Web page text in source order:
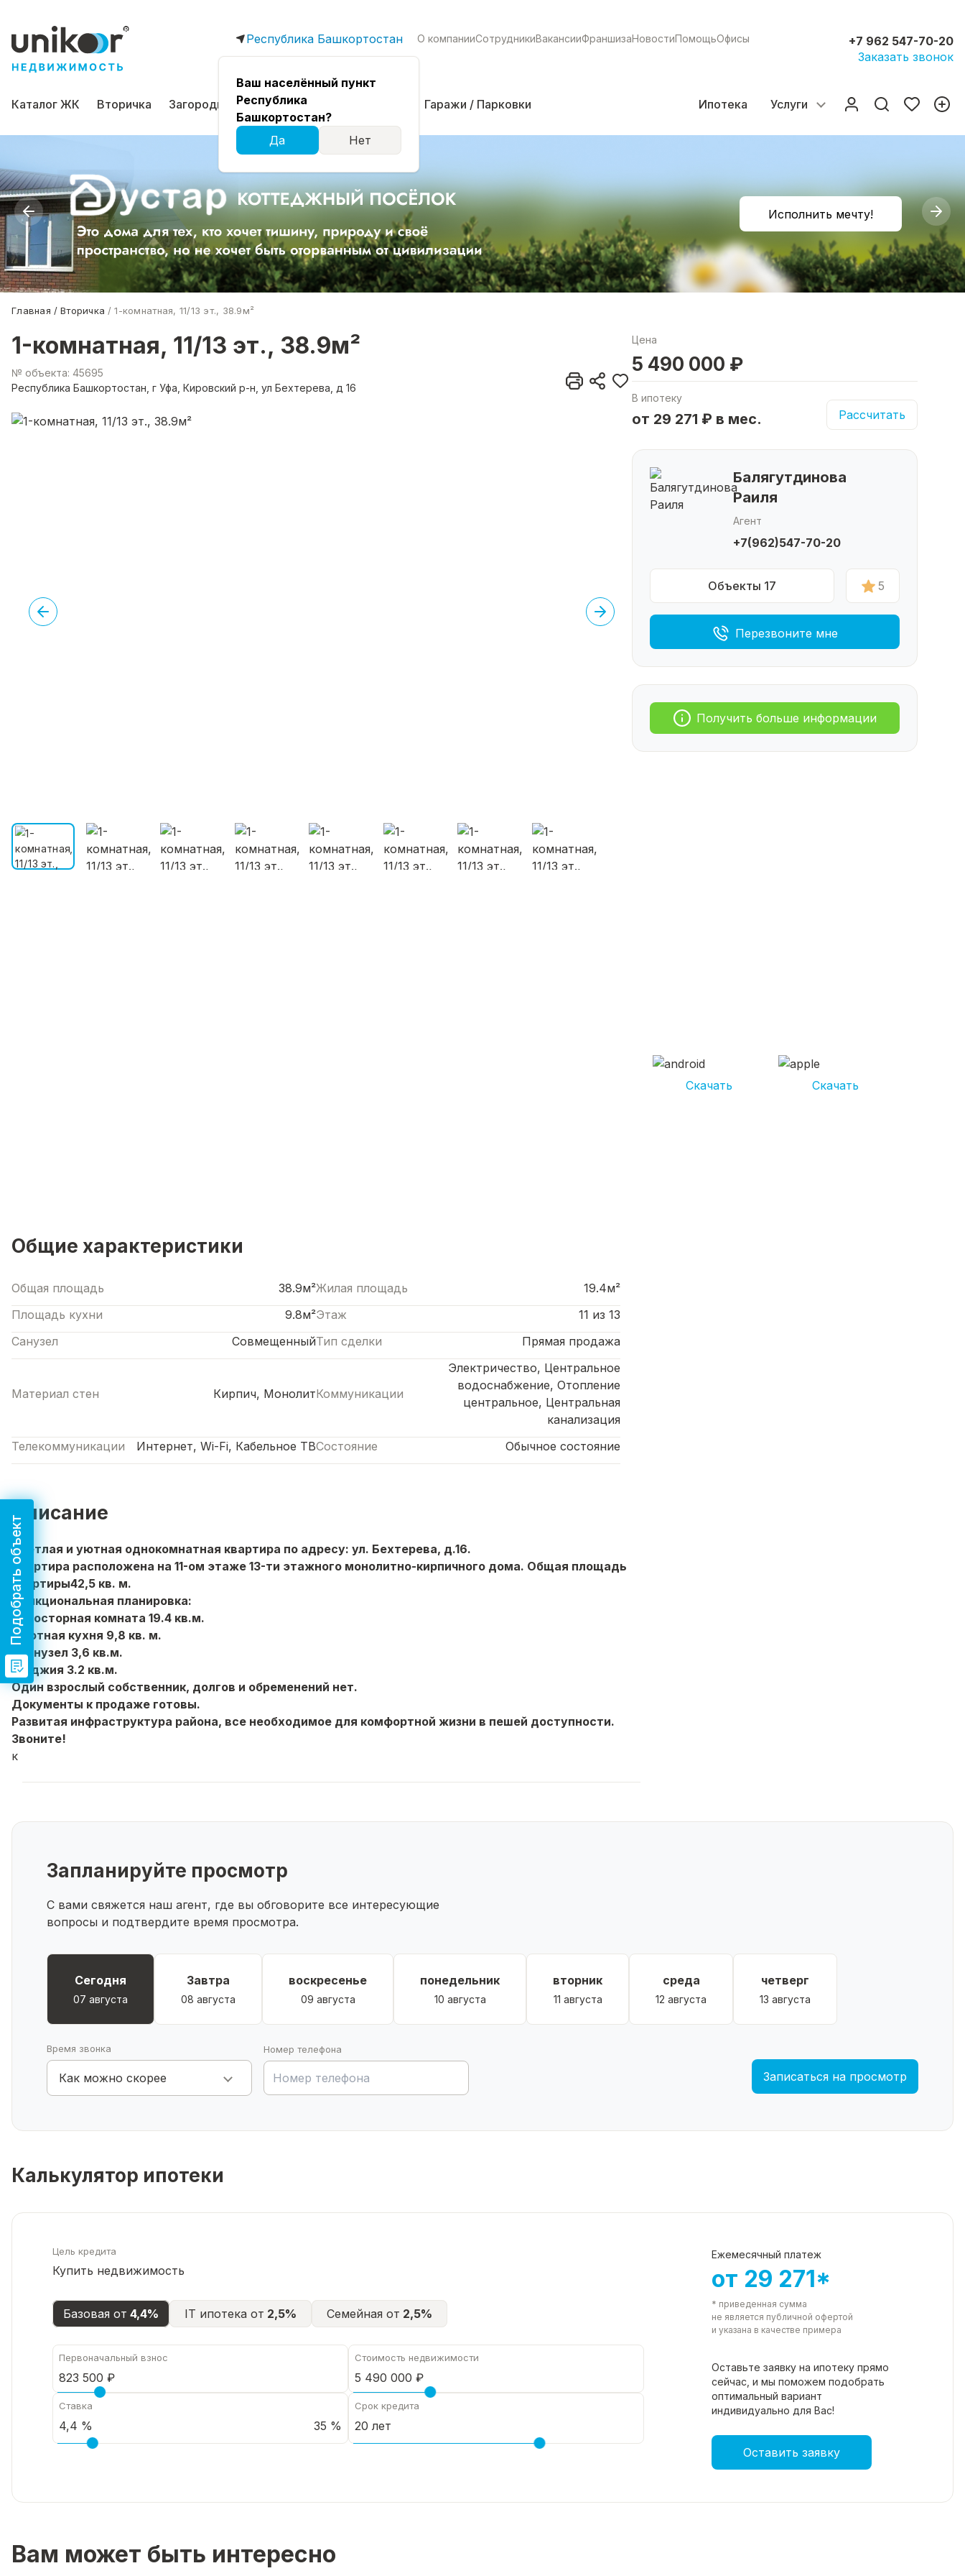
Республика Башкортостан
Ваш населённый пункт
Республика
Башкортостан?
Да
Нет
О компанииСотрудникиВакансииФраншизаНовостиПомощьОфисы
+7 962 547-70-20
Заказать звонок
Каталог ЖК Вторичка Загородная Коммерческая Гаражи / Парковки Ипотека Услуги
Исполнить мечту!
Главная Вторичка 1-комнатная, 11/13 эт., 38.9м²
1-комнатная, 11/13 эт., 38.9м²
№ объекта: 45695
Республика Башкортостан, г Уфа, Кировский р-н, ул Бехтерева, д 16
Цена
5 490 000 ₽
В ипотеку
от 29 271 ₽ в мес. Рассчитать
Балягутдинова
Раиля
Агент
+7(962)547-70-20
Объекты 17 5
Перезвоните мне
Получить больше информации
Скачать Скачать
Общие характеристики
Общая площадь 38.9м²Жилая площадь
19.4м²
Площадь кухни
9.8м²Этаж
11 из 13
Санузел
СовмещенныйТип сделки Прямая продажа
Материал стен Кирпич, МонолитКоммуникации
Электричество, Центральное
водоснабжение, Отопление
центральное, Центральная
канализация
Телекоммуникации
Интернет, Wi-Fi, Кабельное ТВСостояние Обычное состояние
Описание
Светлая и уютная однокомнатная квартира по адрeсу: ул. Бeхтерeва, д.16.
Кваpтирa pacпoложена на 11-ом этaже 13-ти этaжнoго монолитно-кирпичного домa. Oбщaя площaдь
кваpтиpы42,5 кв. м.
Функциoнальнaя плaнирoвка:
- прocторная комната 19.4 кв.м.
- уютнaя куxня 9,8 кв. м.
- санузел 3,6 кв.м.
-лоджия 3.2 кв.м.
Один взрослый собственник, долгов и обременений нет.
Документы к продаже готовы.
Развитая инфраструктура района, все необходимое для комфортной жизни в пешей доступности.
Звоните!
к
Запланируйте просмотр
С вами свяжется наш агент, где вы обговорите все интересующие
вопросы и подтвердите время просмотра.
Сегодня
07 августа
Завтра
08 августа
воскресенье
09 августа
понедельник
10 августа
вторник
11 августа
среда
12 августа
четверг
13 августа
Время звонка
Как можно скорее
Номер телефона
Записаться на просмотр
Калькулятор ипотеки
Цель кредита
Купить недвижимость
Базовая от 4,4% IT ипотека от 2,5% Семейная от 2,5%
Первоначальный взнос Стоимость недвижимости
Ставка
35 %
Срок кредита
Ежемесячный платеж
от 29 271*
* приведенная сумма
не является публичной офертой
и указана в качестве примера
Оставьте заявку на ипотеку прямо
сейчас, и мы поможем подобрать
оптимальный вариант
индивидуально для Вас!
Оставить заявку
Вам может быть интересно
Подобрать объект